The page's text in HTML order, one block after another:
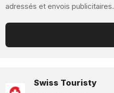
adressés et envois publicitaires.
Swiss Touristy